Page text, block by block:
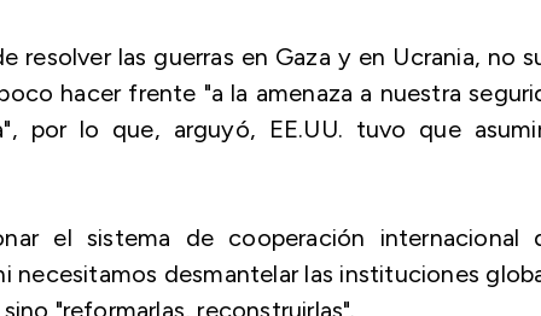
resolver las guerras en Gaza y en Ucrania, no
hacer frente "a la amenaza a nuestra
por lo que, arguyó, EE.UU. tuvo que
el sistema de cooperación internacional
necesitamos desmantelar las instituciones
"reformarlas, reconstruirlas".